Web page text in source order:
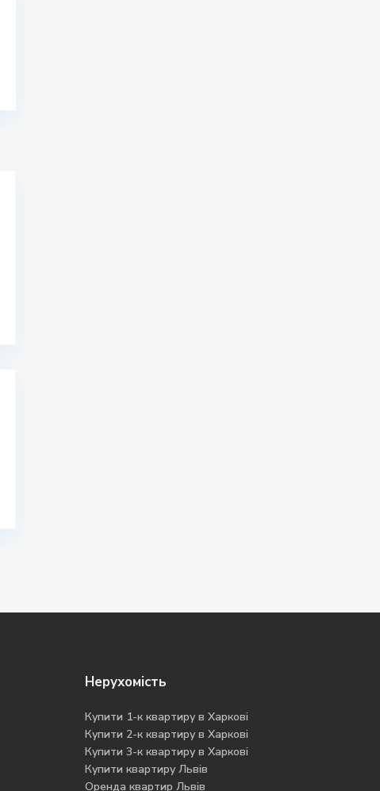
Нерухомість
Купити 1-к квартиру в Харкові
Купити 2-к квартиру в Харкові
Купити 3-к квартиру в Харкові
Купити квартиру Львів
Оренда квартир Львів